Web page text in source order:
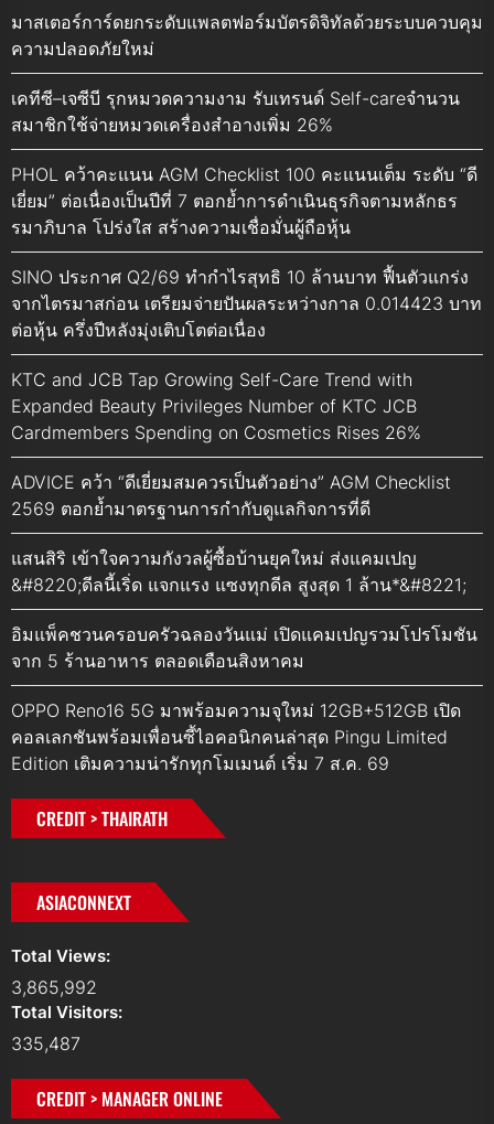
มาสเตอร์การ์ดยกระดับแพลตฟอร์มบัตรดิจิทัลด้วยระบบควบคุม
ความปลอดภัยใหม่
เคทีซี–เจซีบี รุกหมวดความงาม รับเทรนด์ Self-careจำนวน
สมาชิกใช้จ่ายหมวดเครื่องสำอางเพิ่ม 26%
PHOL คว้าคะแนน AGM Checklist 100 คะแนนเต็ม ระดับ “ดี
เยี่ยม” ต่อเนื่องเป็นปีที่ 7 ตอกย้ำการดำเนินธุรกิจตามหลักธร
รมาภิบาล โปร่งใส สร้างความเชื่อมั่นผู้ถือหุ้น
SINO ประกาศ Q2/69 ทำกำไรสุทธิ 10 ล้านบาท ฟื้นตัวแกร่ง
จากไตรมาสก่อน เตรียมจ่ายปันผลระหว่างกาล 0.014423 บาท
ต่อหุ้น ครึ่งปีหลังมุ่งเติบโตต่อเนื่อง
KTC and JCB Tap Growing Self-Care Trend with
Expanded Beauty Privileges Number of KTC JCB
Cardmembers Spending on Cosmetics Rises 26%
ADVICE คว้า “ดีเยี่ยมสมควรเป็นตัวอย่าง” AGM Checklist
2569 ตอกย้ำมาตรฐานการกำกับดูแลกิจการที่ดี
แสนสิริ เข้าใจความกังวลผู้ซื้อบ้านยุคใหม่ ส่งแคมเปญ
&#8220;ดีลนี้เริ่ด แจกแรง แซงทุกดีล สูงสุด 1 ล้าน*&#8221;
อิมแพ็คชวนครอบครัวฉลองวันแม่ เปิดแคมเปญรวมโปรโมชัน
จาก 5 ร้านอาหาร ตลอดเดือนสิงหาคม
OPPO Reno16 5G มาพร้อมความจุใหม่ 12GB+512GB เปิด
คอลเลกชันพร้อมเพื่อนซี้ไอคอนิกคนล่าสุด Pingu Limited
Edition เติมความน่ารักทุกโมเมนต์ เริ่ม 7 ส.ค. 69
CREDIT > THAIRATH
ASIACONNEXT
Total Views:
3,865,992
Total Visitors:
335,487
CREDIT > MANAGER ONLINE